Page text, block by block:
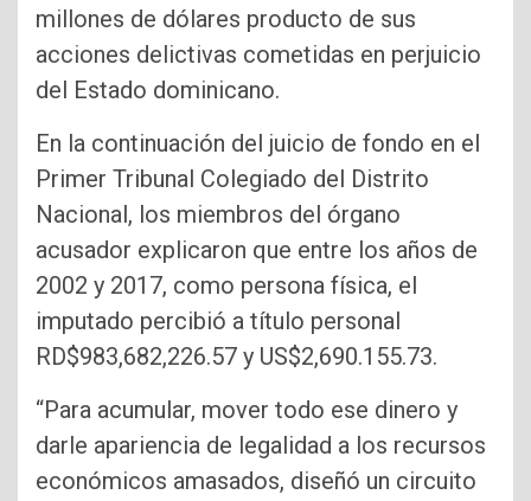
millones de dólares producto de sus
acciones delictivas cometidas en perjuicio
del Estado dominicano.
En la continuación del juicio de fondo en el
Primer Tribunal Colegiado del Distrito
Nacional, los miembros del órgano
acusador explicaron que entre los años de
2002 y 2017, como persona física, el
imputado percibió a título personal
RD$983,682,226.57 y US$2,690.155.73.
“Para acumular, mover todo ese dinero y
darle apariencia de legalidad a los recursos
económicos amasados, diseñó un circuito